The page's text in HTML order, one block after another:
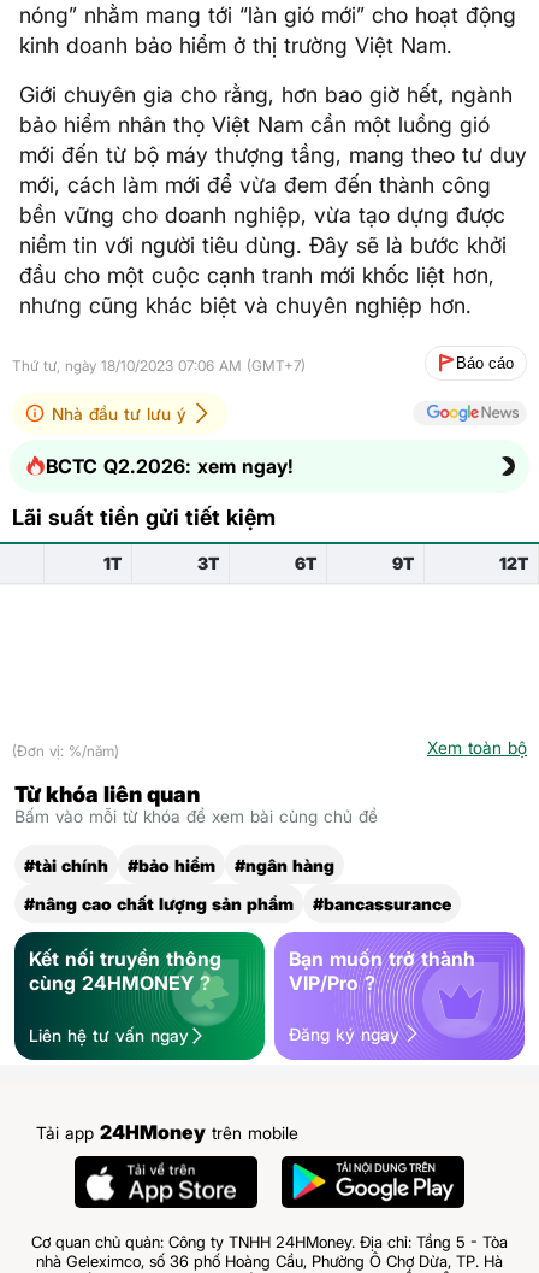
nóng” nhằm mang tới “làn gió mới” cho hoạt động
kinh doanh bảo hiểm ở thị trường Việt Nam.
Giới chuyên gia cho rằng, hơn bao giờ hết, ngành
bảo hiểm nhân thọ Việt Nam cần một luồng gió
mới đến từ bộ máy thượng tầng, mang theo tư duy
mới, cách làm mới để vừa đem đến thành công
bền vững cho doanh nghiệp, vừa tạo dựng được
niềm tin với người tiêu dùng. Đây sẽ là bước khởi
đầu cho một cuộc cạnh tranh mới khốc liệt hơn,
nhưng cũng khác biệt và chuyên nghiệp hơn.
Thứ tư, ngày 18/10/2023 07:06 AM (GMT+7) Báo cáo
Nhà đầu tư lưu ý
BCTC Q2.2026: xem ngay!
Lãi suất tiền gửi tiết kiệm
1T 3T 6T 9T 12T
(Đơn vị: %/năm) Xem toàn bộ
Từ khóa liên quan
Bấm vào mỗi từ khóa để xem bài cùng chủ đề
#tài chính #bảo hiểm
#ngân hàng
#nâng cao chất lượng sản phẩm
#bancassurance
Kết nối truyền thông
cùng 24HMONEY ?
Liên hệ tư vấn ngay
Bạn muốn trở thành
VIP/Pro ?
Đăng ký ngay
Tải app 24HMoney trên mobile
Cơ quan chủ quản: Công ty TNHH 24HMoney. Địa chỉ: Tầng 5 - Tòa
nhà Geleximco, số 36 phố Hoàng Cầu, Phường Ô Chợ Dừa, TP. Hà